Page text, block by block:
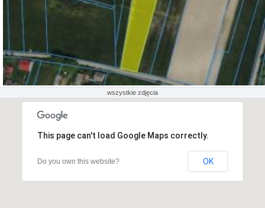
wszystkie zdjęcia
This page can't load Google Maps correctly.
Do you own this website? OK